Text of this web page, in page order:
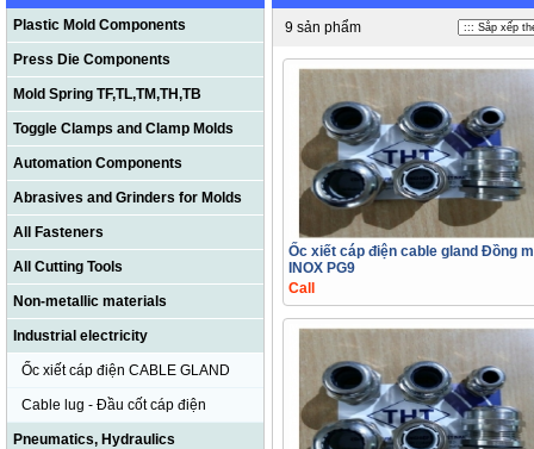
Plastic Mold Components
Press Die Components
Mold Spring TF,TL,TM,TH,TB
Toggle Clamps and Clamp Molds
Automation Components
Abrasives and Grinders for Molds
All Fasteners
All Cutting Tools
Non-metallic materials
Industrial electricity
Ốc xiết cáp điện CABLE GLAND
Cable lug - Đầu cốt cáp điện
Pneumatics, Hydraulics
9 sản phẩm
Ốc xiết cáp điện cable gland Đồng
INOX PG9
Call